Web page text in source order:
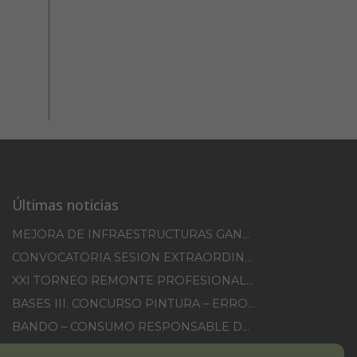
Últimas noticias
MEJORA DE INFRAESTRUCTURAS GANADERAS EN EL TM DE ERRO CAMPAÑA 2025-2026
CONVOCATORIA SESION EXTRAORDINARIA 30/07/2026
XXI TORNEO REMONTE PROFESIONAL COMUNIDAD FORAL NAVARRA
BASES III. CONCURSO PINTURA – ERROIBARKO EGUNA
BANDO – CONSUMO RESPONSABLE DEL AGUA